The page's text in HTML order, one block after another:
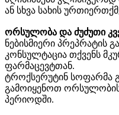
ან სხვა სახის
ორსულობა და ძუძუთი
ნებისმიერი პრეპრატის
კონსულტაცია თქვენს
ფარმაცევტთან.
ტროქსერუტინ სოფარმა
გამოიყენოთ
პერიოდში.